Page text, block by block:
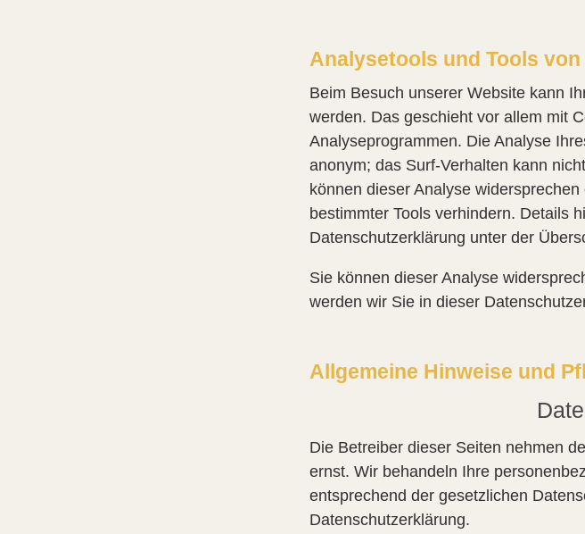
Analysetools und Tools
Beim Besuch unserer Website kann
werden. Das geschieht vor allem mit
Analyseprogrammen. Die Analyse
anonym; das Surf-Verhalten kann
können dieser Analyse
bestimmter Tools verhindern. Details
Datenschutzerklärung unter der
Sie können dieser Analyse
werden wir Sie in dieser
Allgemeine Hinweise und
Die Betreiber dieser Seiten nehmen
ernst. Wir behandeln Ihre
entsprechend der gesetzlichen
Datenschutzerklärung.